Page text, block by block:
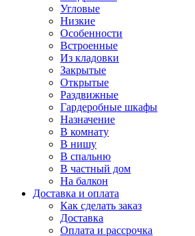
Угловые
Низкие
Особенности
Встроенные
Из кладовки
Закрытые
Открытые
Раздвижные
Гардеробные шкафы
Назначение
В комнату
В нишу
В спальню
В частный дом
На балкон
Доставка и оплата
Как сделать заказ
Доставка
Оплата и рассрочка